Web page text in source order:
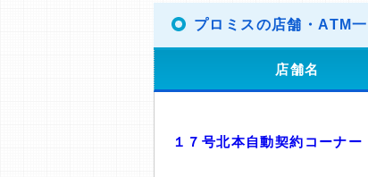
プロミスの店舗・ATM
店舗名
１７号北本自動契約コーナー